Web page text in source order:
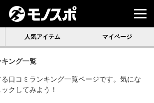
人気アイテム マイページ
ング一覧
る口コミランキング一覧ページです。気にな
クしてみよう！